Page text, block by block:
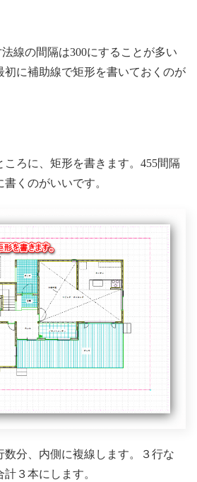
線の間隔は300にすることが多い
初に補助線で矩形を書いておくのが
ころに、矩形を書きます。455間隔
くのがいいです。
数分、内側に複線します。３行な
３本にします。